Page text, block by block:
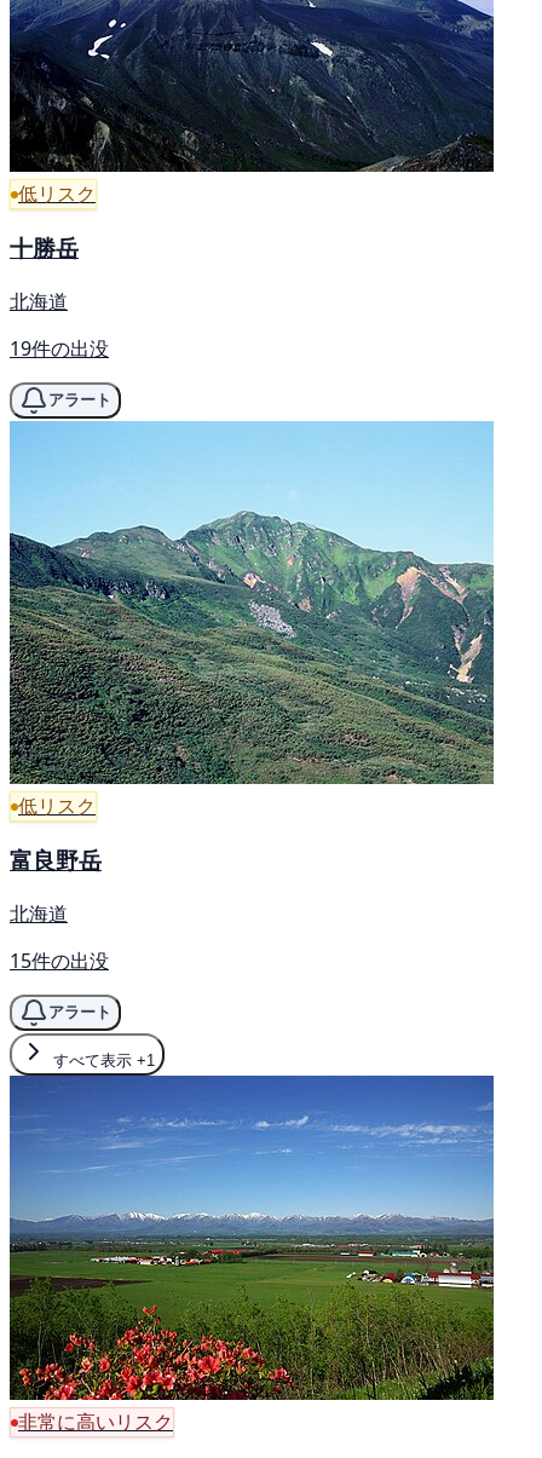
低リスク
十勝岳
北海道
19件の出没
アラート
低リスク
富良野岳
北海道
15件の出没
アラート
すべて表示 +1
非常に高いリスク